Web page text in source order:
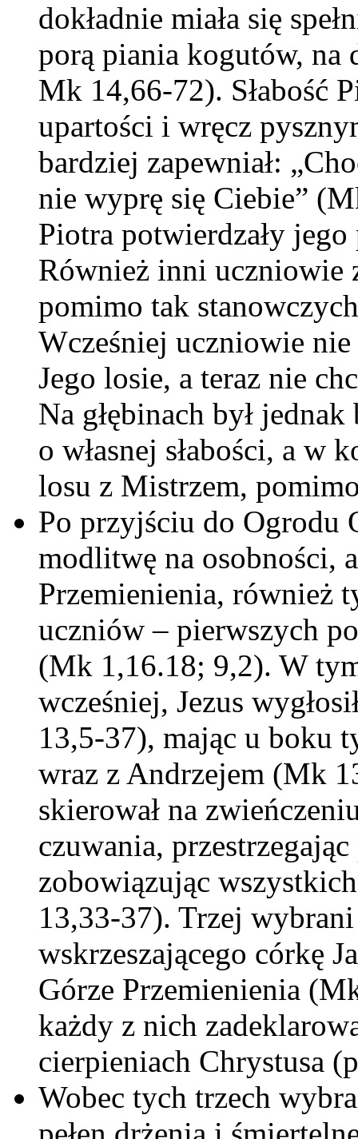
dokładnie miała się
porą piania kogutów, na
Mk 14,66-72). Słabość
upartości i wręcz
bardziej zapewniał:
nie wyprę się Ciebie”
Piotra potwierdzały
Również inni uczniowie
pomimo tak
Wcześniej uczniowie
Jego losie, a teraz nie
Na głębinach był
o własnej słabości, a w
losu z Mistrzem,
Po przyjściu do Ogrodu
modlitwę na osobności,
Przemienienia, również
uczniów – pierwszych
(Mk 1,16.18; 9,2). W
wcześniej, Jezus
13,5-37), mając u boku
wraz z Andrzejem (Mk
skierował na
czuwania,
zobowiązując
13,33-37). Trzej
wskrzeszającego córkę
Górze Przemienienia
każdy z nich
cierpieniach Chrystusa
Wobec tych trzech